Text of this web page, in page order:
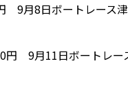
8日ボートレース津
9月11日ボートレー